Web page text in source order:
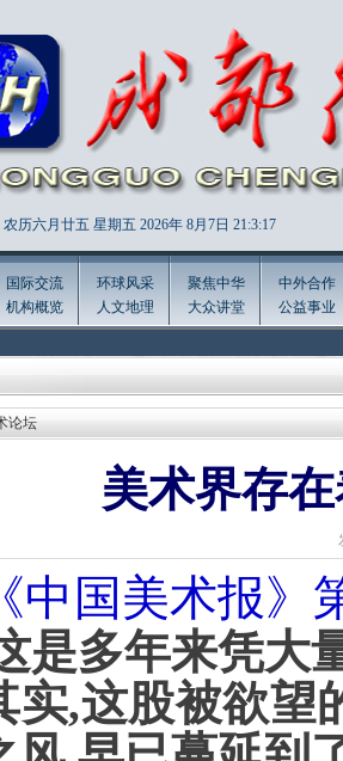
历六月廿五 星期五 2026年 8月7日 21:3:19
国际交流
机构概览
环球风采
人文地理
聚焦中华
大众讲堂
中外合作
公益事业
论坛
美术界存
《中国美术报》
是多年来凭大
实,这股被欲望